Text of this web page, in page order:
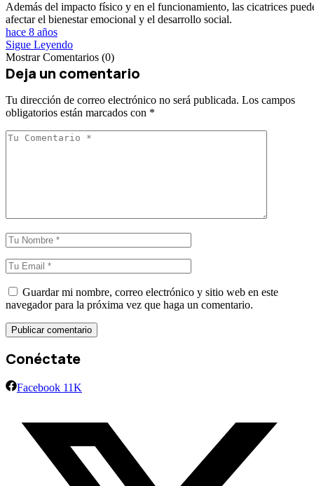
Además del impacto físico y en el funcionamiento, las cicatrices
afectar el bienestar emocional y el desarrollo social.
hace 8 años
Sigue Leyendo
Mostrar Comentarios (0)
Deja un comentario
Tu dirección de correo electrónico no será publicada. Los campos
obligatorios están marcados con *
Guardar mi nombre, correo electrónico y sitio web en este
navegador para la próxima vez que haga un comentario.
Conéctate
Facebook 11K